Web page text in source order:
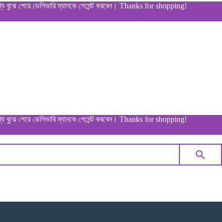
ডেলিভারি ম্যানকে পেমেন্ট করবেন। Thanks for shopping!
ডেলিভারি ম্যানকে পেমেন্ট করবেন। Thanks for shopping!